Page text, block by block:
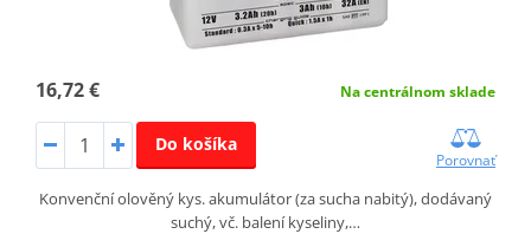
16,72 € Na centrálnom sklade
Do košíka
Porovnať
Konvenční olověný kys. akumulátor (za sucha nabitý), dodávaný
suchý, vč. balení kyseliny,…